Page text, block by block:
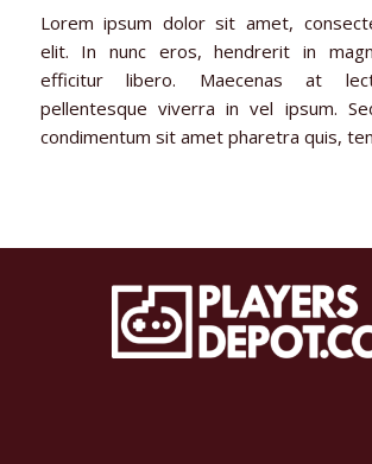
Lorem ipsum dolor sit amet,
elit. In nunc eros, hendrerit in
efficitur libero. Maecenas at
pellentesque viverra in vel ipsum.
condimentum sit amet pharetra quis,